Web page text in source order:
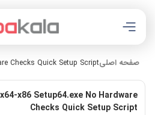
صفحه اصلیChecks Quick Setup Script
x86 Setup64.exe No Hardware
Checks Quick Setup Script